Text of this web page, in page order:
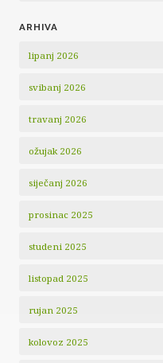
ARHIVA
lipanj 2026
svibanj 2026
travanj 2026
ožujak 2026
siječanj 2026
prosinac 2025
studeni 2025
listopad 2025
rujan 2025
kolovoz 2025